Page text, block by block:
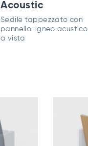
Acoustic
Sedile tappezzato con
pannello ligneo acustico
a vista